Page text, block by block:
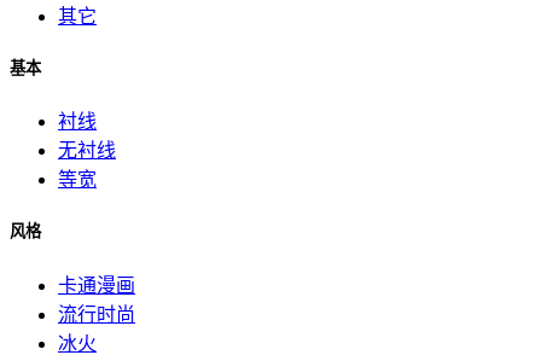
其它
基本
衬线
无衬线
等宽
风格
卡通漫画
流行时尚
冰火